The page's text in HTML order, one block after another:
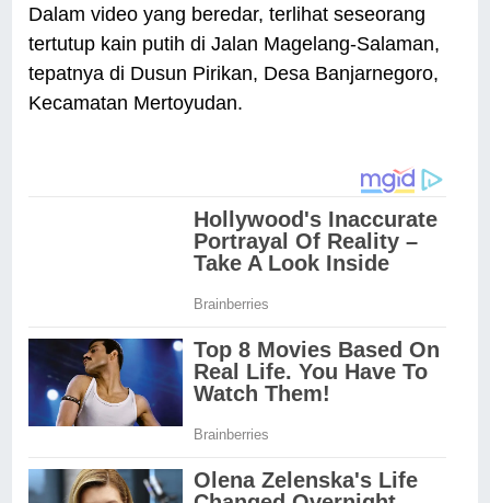
Dalam video yang beredar, terlihat seseorang
tertutup kain putih di Jalan Magelang-Salaman,
tepatnya di Dusun Pirikan, Desa Banjarnegoro,
Kecamatan Mertoyudan.